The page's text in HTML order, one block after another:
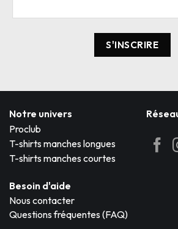
Notre univers
Proclub
T-shirts manches longues
T-shirts manches courtes
Besoin d'aide
Nous contacter
Questions fréquentes (FAQ)